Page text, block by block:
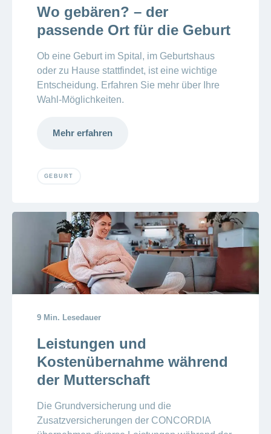
Wo gebären? – der
passende Ort für die Geburt
Ob eine Geburt im Spital, im Geburtshaus
oder zu Hause stattfindet, ist eine wichtige
Entscheidung. Erfahren Sie mehr über Ihre
Wahl-Möglichkeiten.
Mehr erfahren
GEBURT
9 Min. Lesedauer
Leistungen und
Kostenübernahme während
der Mutterschaft
Die Grundversicherung und die
Zusatzversicherungen der CONCORDIA